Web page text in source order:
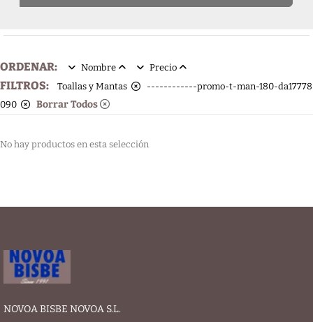
ORDENAR: Nombre Precio
FILTROS: Toallas y Mantas
------------promo-t-man-180-da17778
090
Borrar Todos
No hay productos en esta selección
NOVOA BISBE NOVOA S.L.